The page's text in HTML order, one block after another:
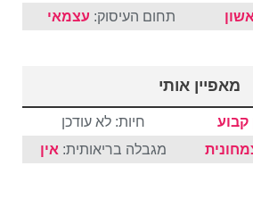
תחום העיסוק: עצמאי
מאפיין אותי
חיות: לא עודכן
מגבלה בריאותית: אין